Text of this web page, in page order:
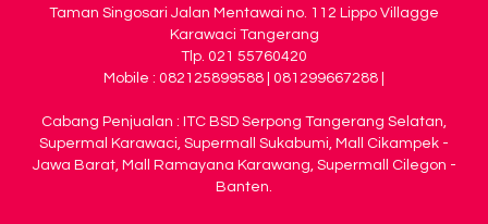
Taman Singosari Jalan Mentawai no. 112 Lippo Villagge
Karawaci Tangerang
Tlp. 021 55760420
Mobile : 082125899588 | 081299667288 |
Cabang Penjualan : ITC BSD Serpong Tangerang Selatan,
Supermal Karawaci, Supermall Sukabumi, Mall Cikampek -
Jawa Barat, Mall Ramayana Karawang, Supermall Cilegon -
Banten.